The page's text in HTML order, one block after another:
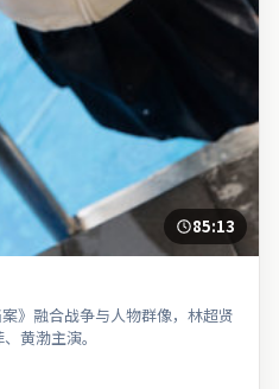
85:13
》融合战争与人物群像，林超贤
黄渤主演。